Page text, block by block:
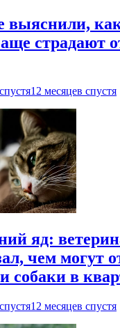
выяснили,
страдают
12 месяцев спустя
яд:
чем могут
собаки в
12 месяцев спустя